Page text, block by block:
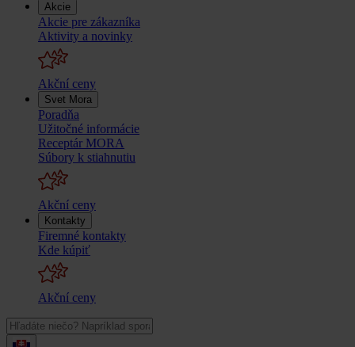
Akcie
Akcie pre zákazníka
Aktivity a novinky
Akční ceny
Svet Mora
Poradňa
Užitočné informácie
Receptár MORA
Súbory k stiahnutiu
Akční ceny
Kontakty
Firemné kontakty
Kde kúpiť
Akční ceny